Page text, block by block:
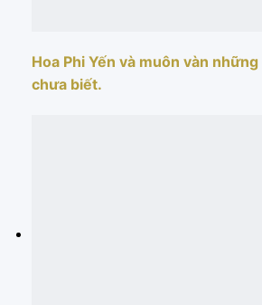
Hoa Phi Yến và muôn vàn
chưa biết.